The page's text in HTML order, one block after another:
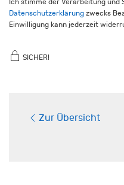
Ich stimme der Verarbeitung und
Datenschutzerklärung zwecks
Einwilligung kann jederzeit
SICHER!
Zur Übersicht